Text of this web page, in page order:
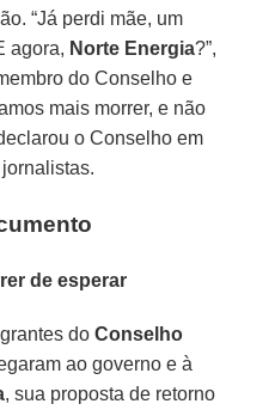
“Já perdi mãe, um
agora, Norte Energia?”,
do Conselho e
mais morrer, e não
o Conselho em
de esperar
doConselho
ao governo e à
, sua proposta de retorno